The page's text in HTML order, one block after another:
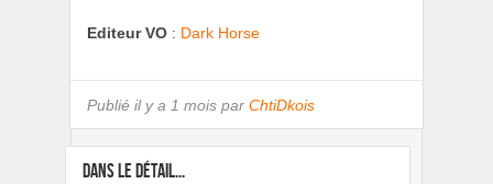
Editeur VO : Dark Horse
Publié il y a 1 mois par ChtiDkois
DANS LE DÉTAIL...